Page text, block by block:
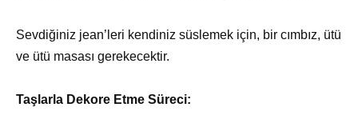
Sevdiğiniz jean’leri kendiniz süslemek için, bir cımbız, ütü
ve ütü masası gerekecektir.
Taşlarla Dekore Etme Süreci: